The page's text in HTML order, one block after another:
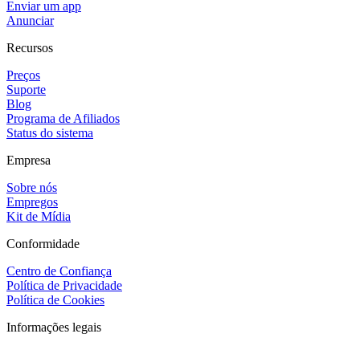
Enviar um app
Anunciar
Recursos
Preços
Suporte
Blog
Programa de Afiliados
Status do sistema
Empresa
Sobre nós
Empregos
Kit de Mídia
Conformidade
Centro de Confiança
Política de Privacidade
Política de Cookies
Informações legais